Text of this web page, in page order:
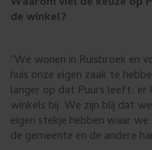
de winkel?
“We wonen in Ruisbroek en
huis onze eigen zaak te
langer op dat Puurs leeft: er
winkels bij. We zijn blij dat
eigen stekje hebben waar
de gemeente en de andere